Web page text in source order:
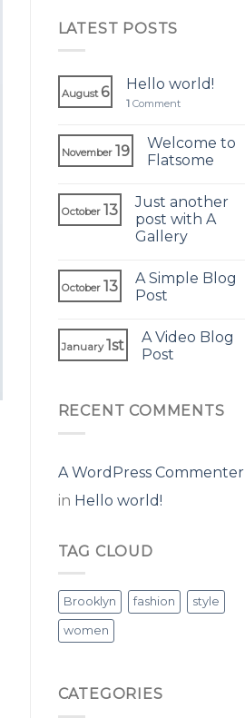
LATEST POSTS
August 6 Hello world!
1Comment
November 19
Welcome to
Flatsome
October 13
Just another
post with A
Gallery
October 13
A Simple Blog
Post
January1st
A Video Blog
Post
RECENT COMMENTS
A WordPress Commenter
in Hello world!
TAG CLOUD
Brooklyn fashion style
women
CATEGORIES